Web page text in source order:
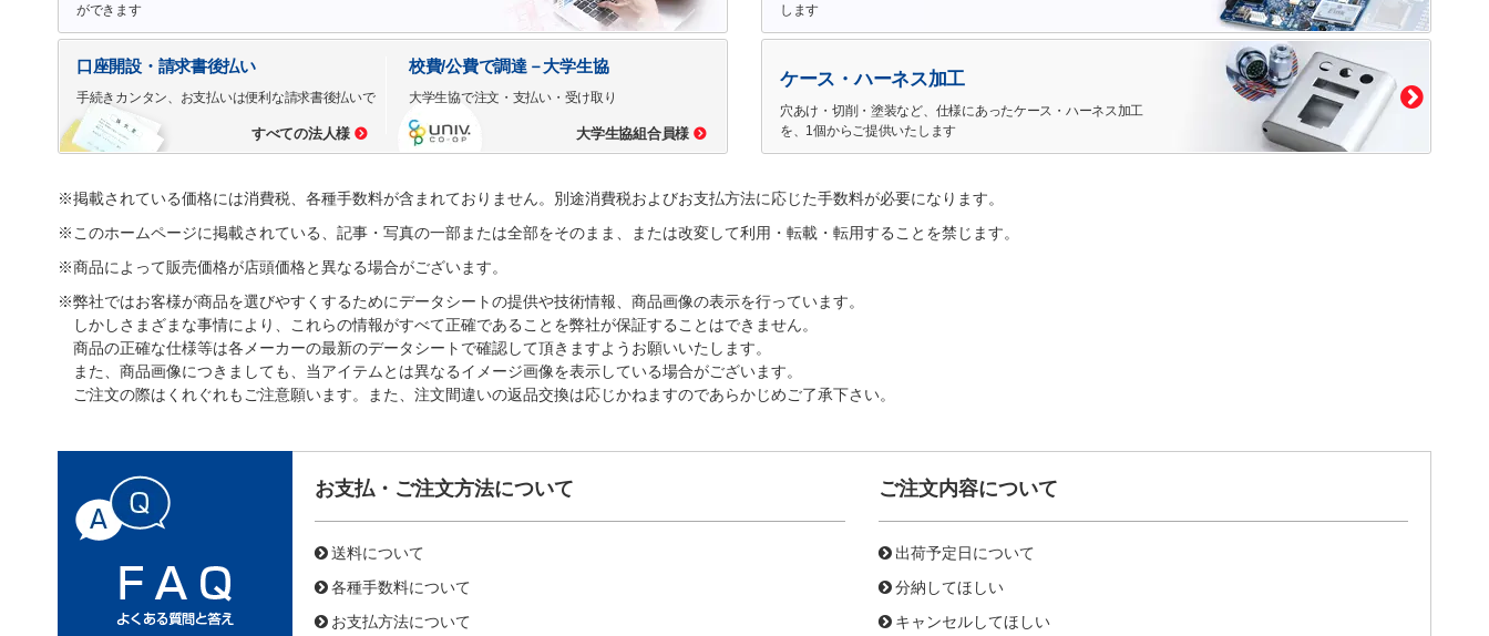
ができます
口座開設・請求書後払い
手続きカンタン、お支払いは便利な請求書後払いで
すべての法人様
校費/公費で調達－大学生協
大学生協で注文・支払い・受け取り
大学生協組合員様
します
ケース・ハーネス加工
穴あけ・切削・塗装など、仕様にあったケース・ハーネス加工
を、1個からご提供いたします
※掲載されている価格には消費税、各種手数料が含まれておりません。別途消費税およびお支払方法に応じた手数料が必要になります。
※このホームページに掲載されている、記事・写真の一部または全部をそのまま、または改変して利用・転載・転用することを禁じます。
※商品によって販売価格が店頭価格と異なる場合がございます。
※弊社ではお客様が商品を選びやすくするためにデータシートの提供や技術情報、商品画像の表示を行っています。
しかしさまざまな事情により、これらの情報がすべて正確であることを弊社が保証することはできません。
商品の正確な仕様等は各メーカーの最新のデータシートで確認して頂きますようお願いいたします。
また、商品画像につきましても、当アイテムとは異なるイメージ画像を表示している場合がございます。
ご注文の際はくれぐれもご注意願います。また、注文間違いの返品交換は応じかねますのであらかじめご了承下さい。
お支払・ご注文方法について
送料について
各種手数料について
お支払方法について
ご注文内容について
出荷予定日について
分納してほしい
キャンセルしてほしい